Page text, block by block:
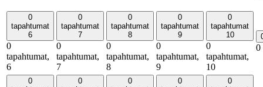
0
tapahtumat
6
0
tapahtumat,
6
0
tapahtumat
7
0
tapahtumat,
7
0
tapahtumat
8
0
tapahtumat,
8
0
tapahtumat
9
0
tapahtumat,
9
0
tapahtumat
10
0
tapahtumat,
10
0
0
0
0
0
0